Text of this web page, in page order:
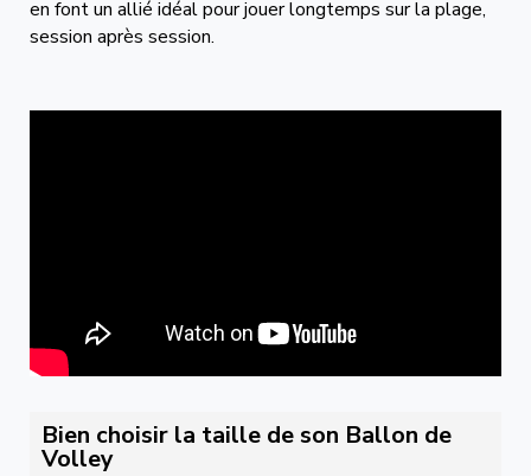
en font un allié idéal pour jouer longtemps sur la plage,
session après session.
Bien choisir la taille de son Ballon de
Volley